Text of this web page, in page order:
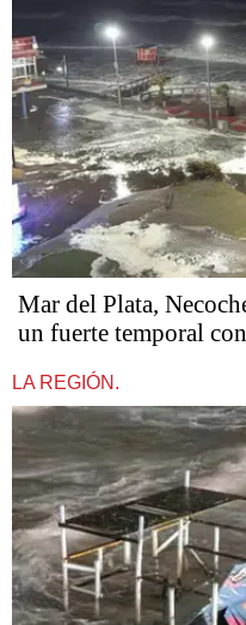
Mar del Plata,
un fuerte temporal
LA REGIÓN.